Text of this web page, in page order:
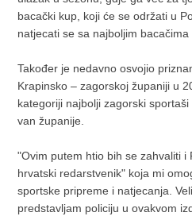
bacački kup, koji će se održati u
natjecati se sa najboljim bacačima
Također je nedavno osvojio
Krapinsko – zagorskoj županiji u
kategoriji najbolji zagorski
van županije.
"Ovim putem htio bih se zahvaliti i
hrvatski redarstvenik" koja mi
sportske pripreme i natjecanja.
predstavljam policiju u ovakvom